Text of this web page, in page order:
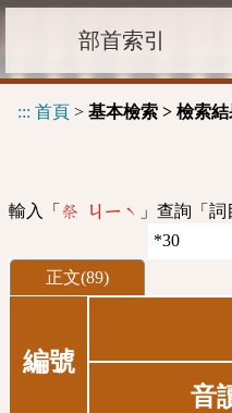
部首索引
::: 首頁 > 基本檢索 > 檢索
輸入「 祭 ㄐㄧˋ 」查詢「
正文(89)
編號
音